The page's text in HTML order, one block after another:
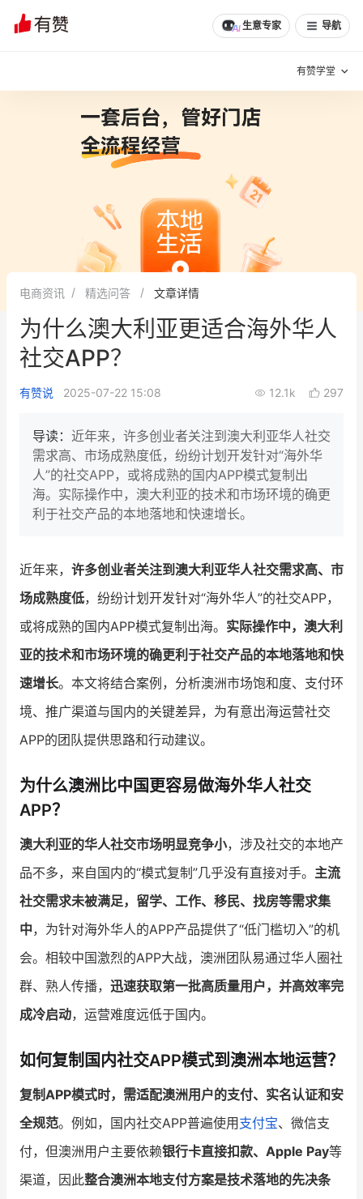
生意专家 导航
有赞学堂
增长方法
有赞专家说
新零售最佳实践
面对面聊增长
新零售大会
增长产品指南
智库 产品场景库
行业洞察
品牌消费观 行业报告
培训课程
私域课程 新零售内参
商家社区 社群交流
合作共进
入驻有赞 认证代理商
有赞云 数据通服务
文章 问诊 分享
电商资讯 精选问答 文章详情
为什么澳大利亚更适合海外华人
社交APP？
有赞说 2025-07-22 15:08 12.1k 297
导读： 近年来，许多创业者关注到澳大利亚华人社交
需求高、市场成熟度低，纷纷计划开发针对“海外华
人”的社交APP，或将成熟的国内APP模式复制出
海。实际操作中，澳大利亚的技术和市场环境的确更
利于社交产品的本地落地和快速增长。
近年来， 许多创业者关注到澳大利亚华人社交需求高、市
场成熟度低，纷纷计划开发针对“海外华人”的社交APP，
或将成熟的国内APP模式复制出海。 实际操作中，澳大利
亚的技术和市场环境的确更利于社交产品的本地落地和快
速增长。本文将结合案例，分析澳洲市场饱和度、支付环
境、推广渠道与国内的关键差异，为有意出海运营社交
APP的团队提供思路和行动建议。
为什么澳洲比中国更容易做海外华人社交
APP？
澳大利亚的华人社交市场明显竞争小，涉及社交的本地产
品不多，来自国内的“模式复制”几乎没有直接对手。 主流
社交需求未被满足，留学、工作、移民、找房等需求集
中，为针对海外华人的APP产品提供了“低门槛切入”的机
会。相较中国激烈的APP大战，澳洲团队易通过华人圈社
群、熟人传播， 迅速获取第一批高质量用户，并高效率完
成冷启动，运营难度远低于国内。
如何复制国内社交APP模式到澳洲本地运营？
复制APP模式时，需适配澳洲用户的支付、实名认证和安
全规范。例如，国内社交APP普遍使用 支付宝、微信支
付，但澳洲用户主要依赖银行卡直接扣款、Apple Pay等
渠道，因此整合澳洲本地支付方案是技术落地的先决条